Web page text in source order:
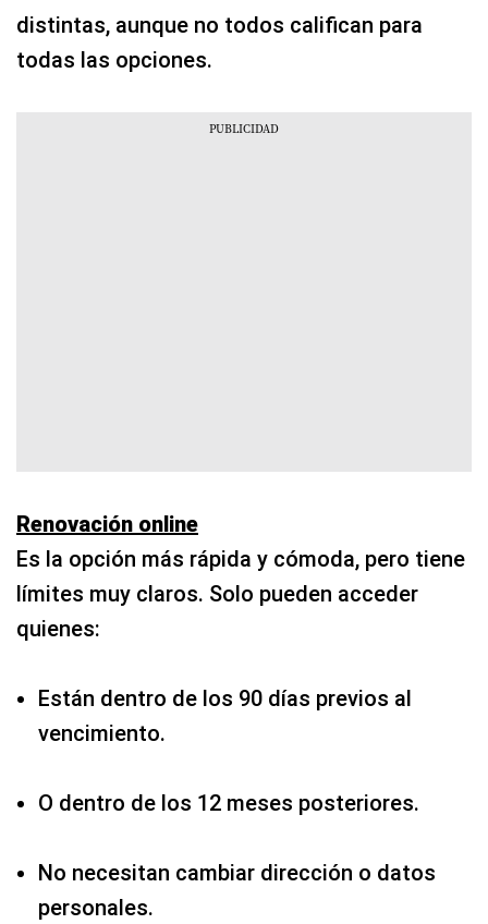
distintas, aunque no todos califican para
todas las opciones.
Renovación online
Es la opción más rápida y cómoda, pero tiene
límites muy claros. Solo pueden acceder
quienes:
Están dentro de los 90 días previos al
vencimiento.
O dentro de los 12 meses posteriores.
No necesitan cambiar dirección o datos
personales.